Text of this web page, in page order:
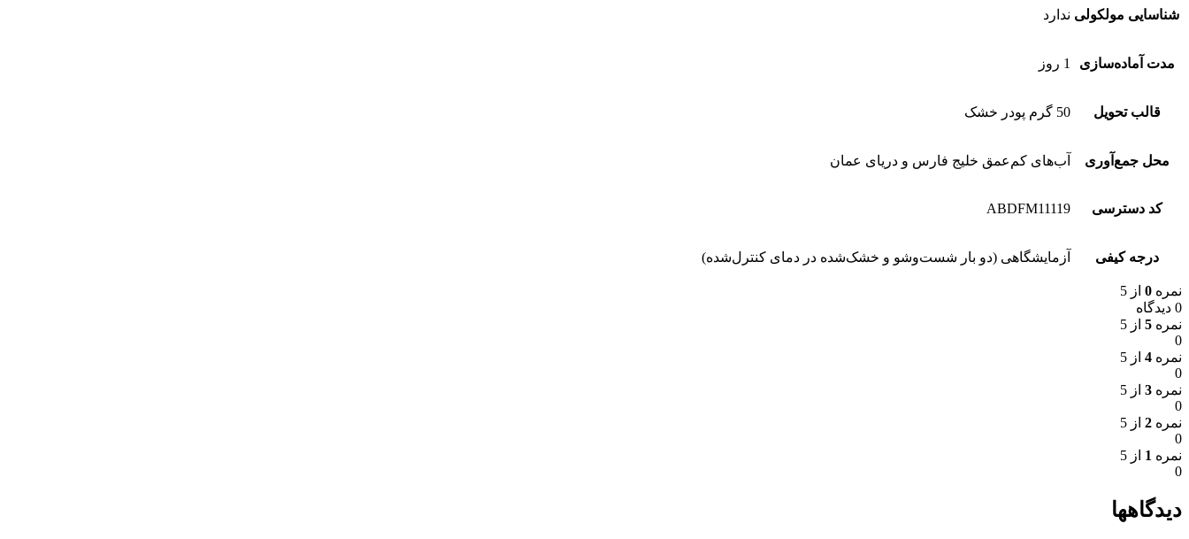
شناسایی مولکولی ندارد
مدت آماده‌سازی 1 روز
قالب تحویل 50 گرم پودر خشک
محل جمع‌آوری آب‌های کم‌عمق خلیج فارس و دریای عمان
کد دسترسی ABDFM11119
درجه کیفی آزمایشگاهی (دو بار شست‌وشو و خشک‌شده در دمای کنترل‌شده)
نمره 0 از 5
0 دیدگاه
نمره 5 از 5
0
نمره 4 از 5
0
نمره 3 از 5
0
نمره 2 از 5
0
نمره 1 از 5
0
دیدگاهها